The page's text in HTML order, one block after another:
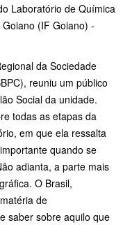
Laboratório de Química
(IF Goiano) -
da Sociedade
reuniu um público
Social da unidade.
todas as etapas da
em que ela ressalta
quando se
adianta, a parte mais
O Brasil,
de
saber sobre aquilo que